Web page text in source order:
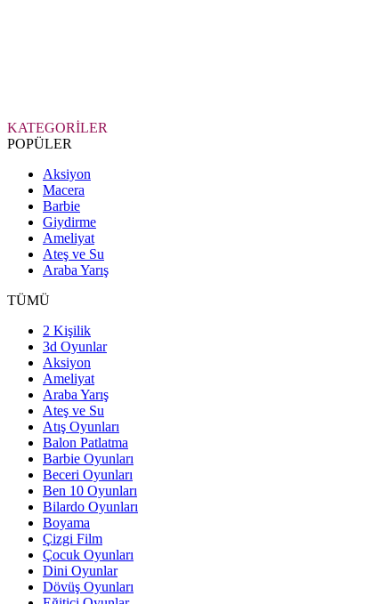
KATEGORİLER
POPÜLER
Aksiyon
Macera
Barbie
Giydirme
Ameliyat
Ateş ve Su
Araba Yarış
TÜMÜ
2 Kişilik
3d Oyunlar
Aksiyon
Ameliyat
Araba Yarış
Ateş ve Su
Atış Oyunları
Balon Patlatma
Barbie Oyunları
Beceri Oyunları
Ben 10 Oyunları
Bilardo Oyunları
Boyama
Çizgi Film
Çocuk Oyunları
Dini Oyunlar
Dövüş Oyunları